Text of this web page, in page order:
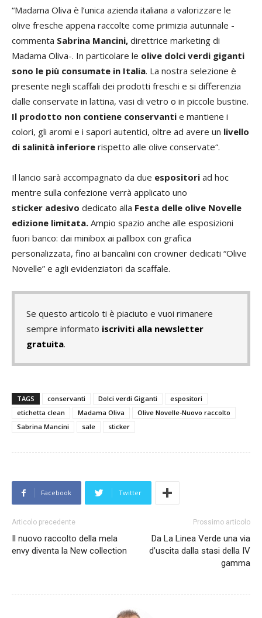
“Madama Oliva è l’unica azienda italiana a valorizzare le
olive fresche appena raccolte come primizia autunnale -
commenta Sabrina Mancini, direttrice marketing di
Madama Oliva-. In particolare le olive dolci verdi giganti
sono le più consumate in Italia. La nostra selezione è
presente negli scaffali dei prodotti freschi e si differenzia
dalle conservate in lattina, vasi di vetro o in piccole bustine.
Il prodotto non contiene conservanti e mantiene i
colori, gli aromi e i sapori autentici, oltre ad avere un livello
di salinità inferiore rispetto alle olive conservate“.
Il lancio sarà accompagnato da due espositori ad hoc
mentre sulla confezione verrà applicato uno
sticker adesivo dedicato alla Festa delle olive Novelle
edizione limitata. Ampio spazio anche alle esposizioni
fuori banco: dai minibox ai pallbox con grafica
personalizzata, fino ai bancalini con crowner dedicati “Olive
Novelle” e agli evidenziatori da scaffale.
Se questo articolo ti è piaciuto e vuoi rimanere
sempre informato iscriviti alla newsletter
gratuita.
TAGS conservanti Dolci verdi Giganti
espositori
etichetta clean
Madama Oliva
Olive Novelle-Nuovo raccolto
Sabrina Mancini
sale sticker
Facebook Twitter
Articolo precedente
Il nuovo raccolto della mela
envy diventa la New collection
Prossimo articolo
Da La Linea Verde una via
d’uscita dalla stasi della IV
gamma